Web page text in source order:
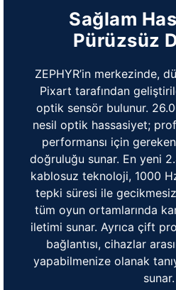
Sağlam
Pürüzsüz
ZEPHYR’in merkezinde,
Pixart tarafından
optik sensör bulunur.
nesil optik hassasiyet;
performansı için
doğruluğu sunar. En yeni
kablosuz teknoloji, 1000
tepki süresi ile
tüm oyun ortamlarında
iletimi sunar. Ayrıca çift
bağlantısı, cihazlar
yapabilmenize olanak
sunar.